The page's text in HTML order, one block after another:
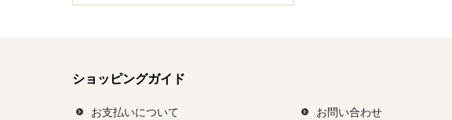
ショッピングガイド
お支払いについて
お問い合わせ